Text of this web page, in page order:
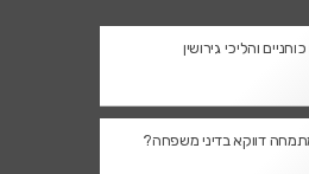
והליכי גירושין
דווקא בדיני משפחה?